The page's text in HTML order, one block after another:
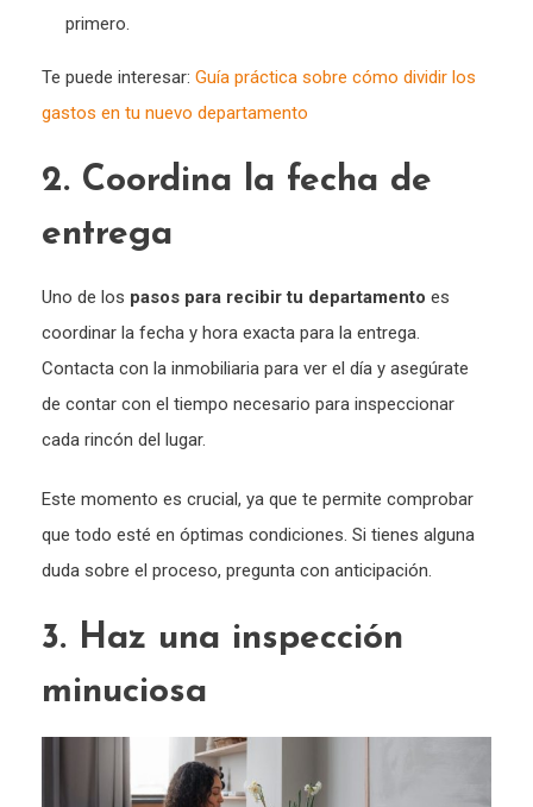
primero.
Te puede interesar: Guía práctica sobre cómo dividir los
gastos en tu nuevo departamento
2. Coordina la fecha de
entrega
Uno de los pasos para recibir tu departamento es
coordinar la fecha y hora exacta para la entrega.
Contacta con la inmobiliaria para ver el día y asegúrate
de contar con el tiempo necesario para inspeccionar
cada rincón del lugar.
Este momento es crucial, ya que te permite comprobar
que todo esté en óptimas condiciones. Si tienes alguna
duda sobre el proceso, pregunta con anticipación.
3. Haz una inspección
minuciosa